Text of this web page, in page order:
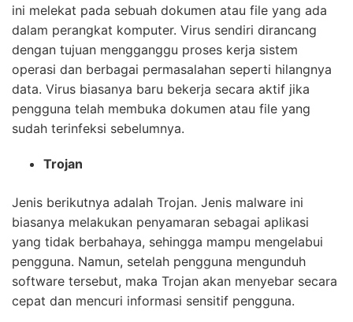
ini melekat pada sebuah dokumen atau file yang ada
dalam perangkat komputer. Virus sendiri dirancang
dengan tujuan mengganggu proses kerja sistem
operasi dan berbagai permasalahan seperti hilangnya
data. Virus biasanya baru bekerja secara aktif jika
pengguna telah membuka dokumen atau file yang
sudah terinfeksi sebelumnya.
Trojan
Jenis berikutnya adalah Trojan. Jenis malware ini
biasanya melakukan penyamaran sebagai aplikasi
yang tidak berbahaya, sehingga mampu mengelabui
pengguna. Namun, setelah pengguna mengunduh
software tersebut, maka Trojan akan menyebar secara
cepat dan mencuri informasi sensitif pengguna.